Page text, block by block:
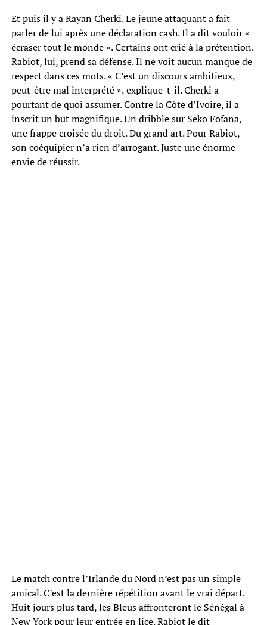
Et puis il y a Rayan Cherki. Le jeune attaquant a fait
parler de lui après une déclaration cash. Il a dit vouloir «
écraser tout le monde ». Certains ont crié à la prétention.
Rabiot, lui, prend sa défense. Il ne voit aucun manque de
respect dans ces mots. « C’est un discours ambitieux,
peut-être mal interprété », explique-t-il. Cherki a
pourtant de quoi assumer. Contre la Côte d’Ivoire, il a
inscrit un but magnifique. Un dribble sur Seko Fofana,
une frappe croisée du droit. Du grand art. Pour Rabiot,
son coéquipier n’a rien d’arrogant. Juste une énorme
envie de réussir.
Le match contre l’Irlande du Nord n’est pas un simple
amical. C’est la dernière répétition avant le vrai départ.
Huit jours plus tard, les Bleus affronteront le Sénégal à
New York pour leur entrée en lice. Rabiot le dit